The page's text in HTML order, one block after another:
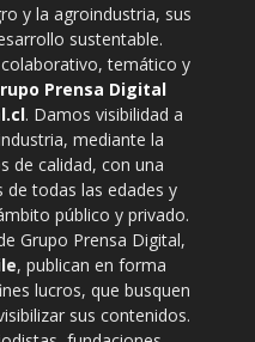
y la agroindustria, sus
sustentable.
temático y
Prensa Digital
. Damos visibilidad a
mediante la
de calidad, con una
de todas las edades y
público y privado.
Grupo Prensa Digital,
, publican en forma
lucros, que busquen
sus contenidos.